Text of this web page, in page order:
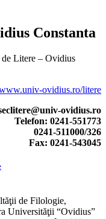
Constanta
de Litere – Ovidius
ovidius.ro/litere
ovidius.ro
Telefon: 0241-551773
0241-511000/326
Fax: 0241-543045
de Filologie,
Universităţii “Ovidius”